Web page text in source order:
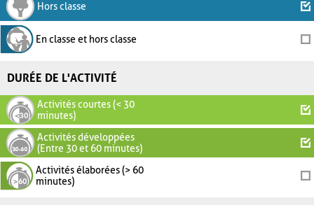
Hors classe
En classe et hors classe
DURÉE DE L'ACTIVITÉ
Activités courtes (< 30
minutes)
Activités développées
(Entre 30 et 60 minutes)
Activités élaborées (> 60
minutes)